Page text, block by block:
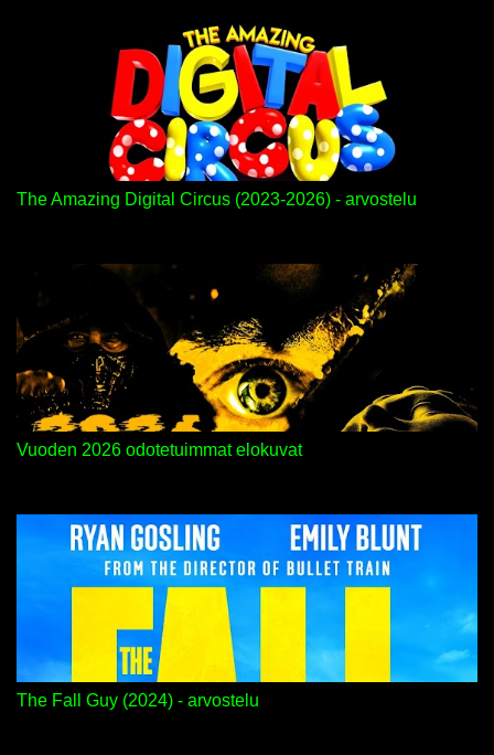
The Amazing Digital Circus (2023-2026) - arvostelu
Vuoden 2026 odotetuimmat elokuvat
The Fall Guy (2024) - arvostelu